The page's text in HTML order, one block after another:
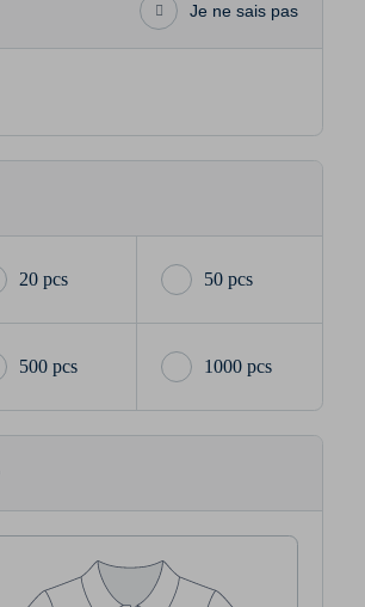
Je ne sais pas
20 pcs 50 pcs
500 pcs 1000 pcs